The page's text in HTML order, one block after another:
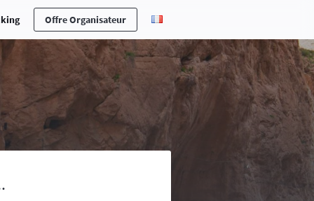
Offre Organisateur
en cas d’accident ou maladie,
n’est pas toujours aisée ….